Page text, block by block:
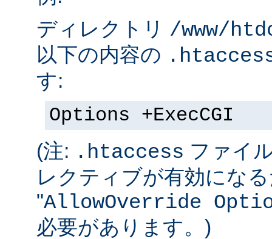
ディレクトリ /www/
以下の内容の
す:
Options +ExecCGI
(注: .htaccess ファイ
レクティブが有効にな
"AllowOverride
必要があります。)